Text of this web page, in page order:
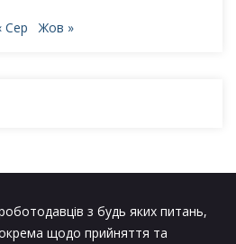
Сер Жов »
з будь яких питань,
щодо прийняття та